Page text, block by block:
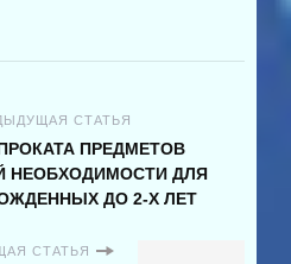
СТАТЬЯ
ПРЕДМЕТОВ
НЕОБХОДИМОСТИ ДЛЯ
ДО 2-Х ЛЕТ
СТАТЬЯ